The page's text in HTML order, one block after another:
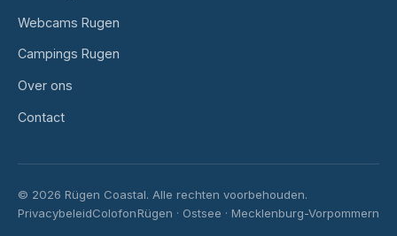
Webcams Rugen
Campings Rugen
Over ons
Contact
© 2026 Rügen Coastal. Alle rechten voorbehouden.
PrivacybeleidColofonRügen · Ostsee · Mecklenburg-Vorpommern